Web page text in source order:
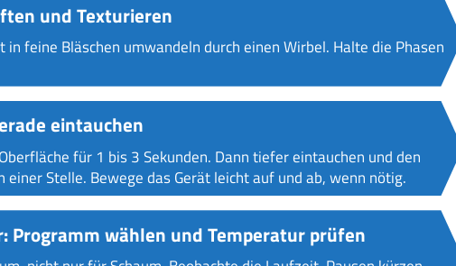
und Texturieren
feine Bläschen umwandeln durch einen Wirbel. Halte die Phasen
eintauchen
für 1 bis 3 Sekunden. Dann tiefer eintauchen und den
Stelle. Bewege das Gerät leicht auf und ab, wenn nötig.
Programm wählen und Temperatur prüfen